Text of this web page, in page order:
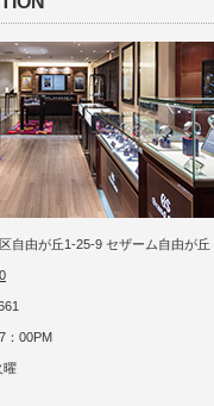
自由が丘1-25-9 セザーム自由が丘
：00PM
曜